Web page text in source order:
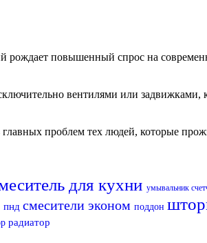
рождает повышенный спрос на
вентилями или
проблем тех людей, которые
для кухни умывальник
пнд смесители эконом поддон
радиатор